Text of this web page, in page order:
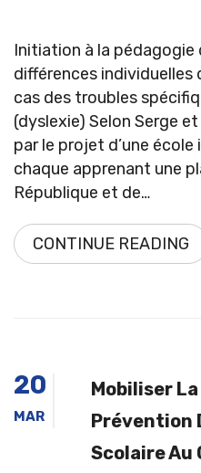
Initiation à la pédagogie
différences individuelles
cas des troubles
(dyslexie) Selon Serge
par le projet d’une
chaque apprenant une
République et de…
CONTINUE READING
20
MAR
Mobiliser
Prévention
Scolaire Au